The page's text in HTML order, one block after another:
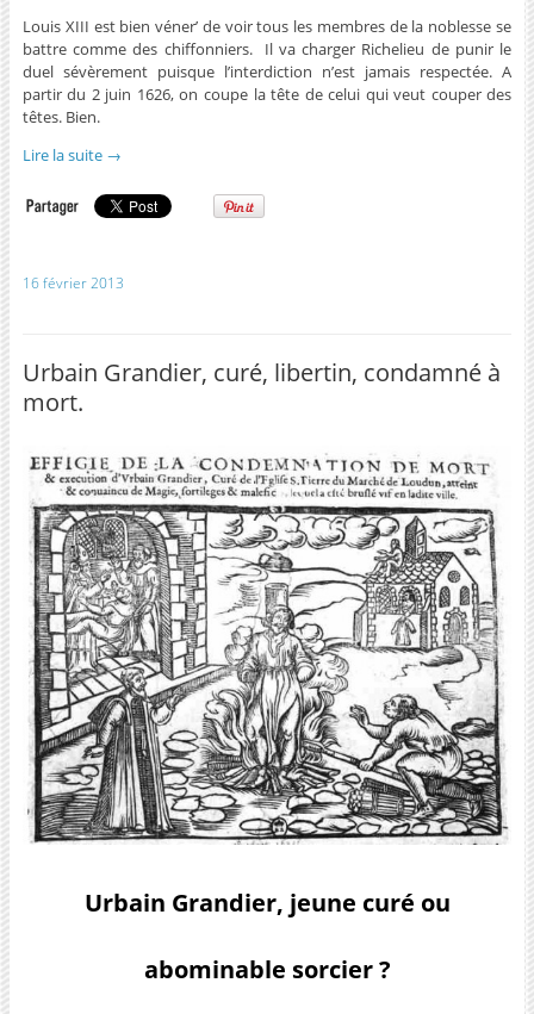
Louis XIII est bien véner’ de voir tous les membres de la noblesse se
battre comme des chiffonniers. Il va charger Richelieu de punir le
duel sévèrement puisque l’interdiction n’est jamais respectée. A
partir du 2 juin 1626, on coupe la tête de celui qui veut couper des
têtes. Bien.
Lire la suite →
16 février 2013
Urbain Grandier, curé, libertin, condamné à
mort.
Urbain Grandier, jeune curé ou
abominable sorcier ?